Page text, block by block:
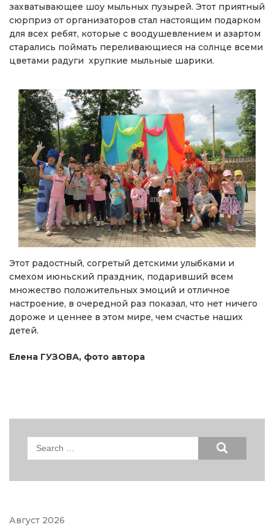
захватывающее шоу мыльных пузырей. Этот приятный
сюрприз от организаторов стал настоящим подарком
для всех ребят, которые с воодушевлением и азартом
старались поймать переливающиеся на солнце всеми
цветами радуги хрупкие мыльные шарики.
Этот радостный, согретый детскими улыбками и
смехом июньский праздник, подаривший всем
множество положительных эмоций и отличное
настроение, в очередной раз показал, что нет ничего
дороже и ценнее в этом мире, чем счастье наших
детей.
Елена ГУЗОВА, фото автора
Search
Август 2026